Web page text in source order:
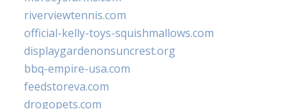
riverviewtennis.com
official-kelly-toys-squishmallows.com
displaygardenonsuncrest.org
bbq-empire-usa.com
feedstoreva.com
drogopets.com